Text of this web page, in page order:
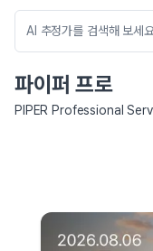
파이퍼 프로
PIPER Professional